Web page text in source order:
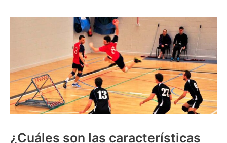
¿Cuáles son las características